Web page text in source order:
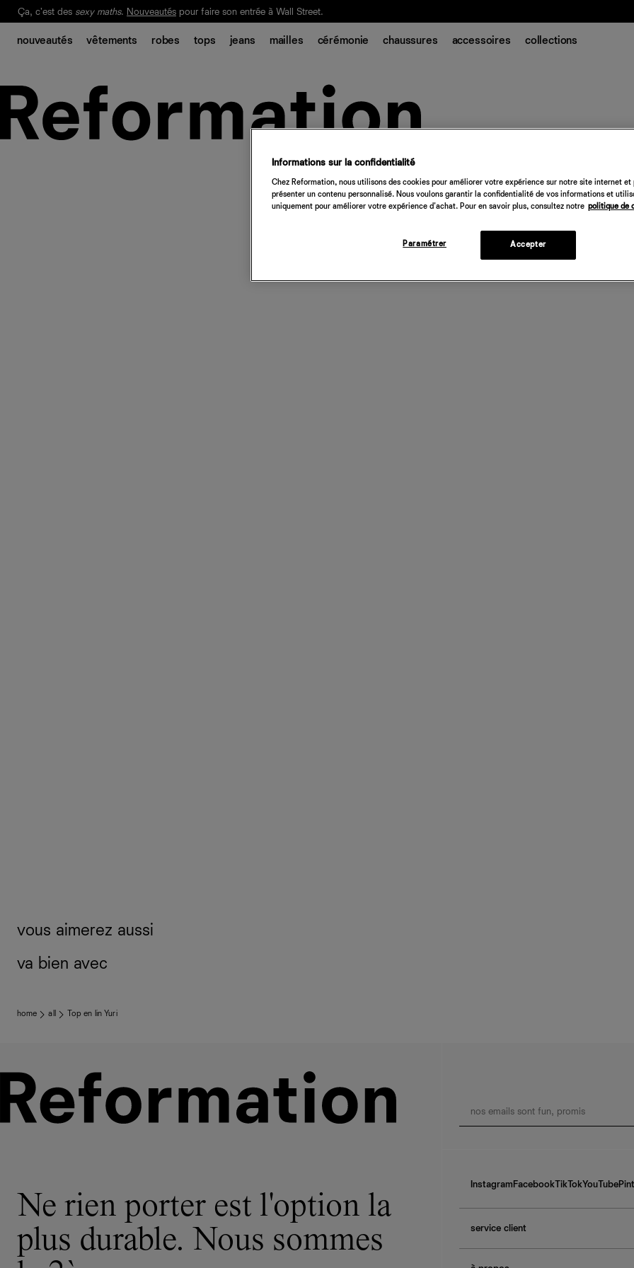
Notre Bilan Responsable 2025 est ici. Lisez-le
Ça, c'est des sexy maths. Nouveautés pour faire son entrée à Wall Street.
nouveautés vêtements robes tops jeans mailles cérémonie chaussures accessoires collections
vous aimerez aussi
va bien avec
home all Top en lin Yuri
Ne rien porter est l'option la
plus durable. Nous sommes
Instagram FacebookTikTokYouTube
service client
Informations sur la confidentialité
Chez Reformation, nous utilisons des cookies pour améliorer votre expérience sur notre site internet et
présenter un contenu personnalisé. Nous voulons garantir la confidentialité de vos informations et
uniquement pour améliorer votre expérience d'achat. Pour en savoir plus, consultez notre politique de
Paramétrer Accepter